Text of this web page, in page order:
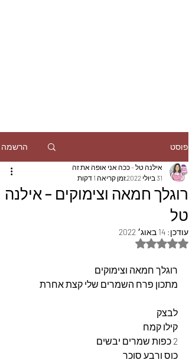
פוסט הרשמה
רוגלך חמאה וצימוקים – אילנה
טל
אילנה טל - ככה אני אופה את זה
31 ביולי 2022
זמן קריאה 1 דקות
עודכן: 14 באוג׳ 2022
דירוג של NaN מתוך 5 כוכבים
רוגלך חמאה וצימוקים
מתכון פרח השמרים שלי קצת אחרת
לבצק
קילו קמח
2 כפות שמרים יבשים
כוס ורבע סוכר